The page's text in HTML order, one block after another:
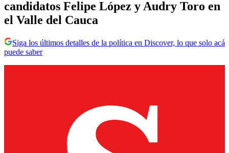
candidatos Felipe López y Audry Toro en
el Valle del Cauca
Siga los últimos detalles de la política en Discover, lo que solo acá
puede saber